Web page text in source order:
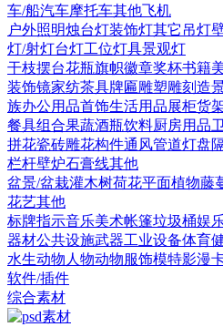
车/船汽车摩托车其他飞机
户外照明烛台灯装饰灯其它 吊灯
灯/射灯台灯工位灯具景观灯
干枝摆台花瓶旗帜徽章奖杯书籍
装饰镜家纺茶具牌匾雕塑雕刻 造
族办公用品首饰生活用品展柜货
餐具组合果蔬酒瓶饮料厨房用品
拼花瓷砖雕花构件通风管道灯盘
栏杆壁炉石膏线其他
盆景/盆栽灌木树荷花平面植物藤
花艺其他
标牌指示音乐美术帐篷垃圾桶娱
器材公共设施武器工业设备体育
水生动物 人物动物服饰模特影漫
软件/插件
综合素材